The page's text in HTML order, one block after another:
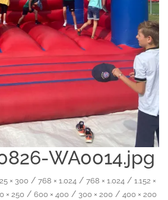
WA0014.jpg
× 300 / 768 × 1.024 / 768 × 1.024 / 1.152 ×
× 250 / 600 × 400 / 300 × 200 / 400 × 200